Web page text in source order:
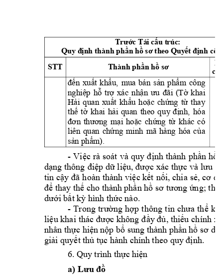
Trước Tái cấu trúc:
Quy định thành phần hồ sơ theo Quyết định cô
STT Thành phần hồ sơ chí
đến xuất khẩu, mua bán sản phẩm công
nghiệp hỗ trợ xác nhận ưu đãi (Tờ khai
Hải quan xuất khẩu hoặc chứng từ thay
thế tờ khai hải quan theo quy định, hóa
đơn thương mại hoặc chứng từ khác có
liên quan chứng minh mã hàng hóa của
sản phẩm).
- Việc rà soát và quy định thành phần hồ
dạng thông điệp dữ liệu, được xác thực và lưu
tin cậy đã hoàn thành việc kết nối, chia sẻ, cơ
để thay thế cho thành phần hồ sơ tương ứng;
dưới bất kỳ hình thức nào.
- Trong trường hợp thông tin chưa thể
liệu khai thác được không đầy đủ, thiếu chính
nhân thực hiện nộp bổ sung thành phần hồ sơ
giải quyết thủ tục hành chính theo quy định.
6. Quy trình thực hiện
a) Lưu đồ